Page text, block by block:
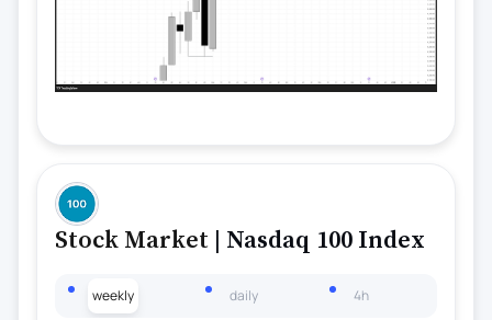
Stock Market | Nasdaq 100 Index
weekly daily 4h